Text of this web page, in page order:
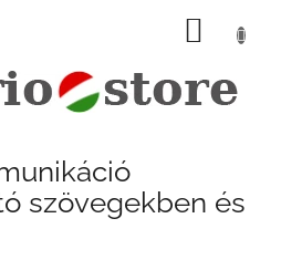
KOSÁR
szövegekben és